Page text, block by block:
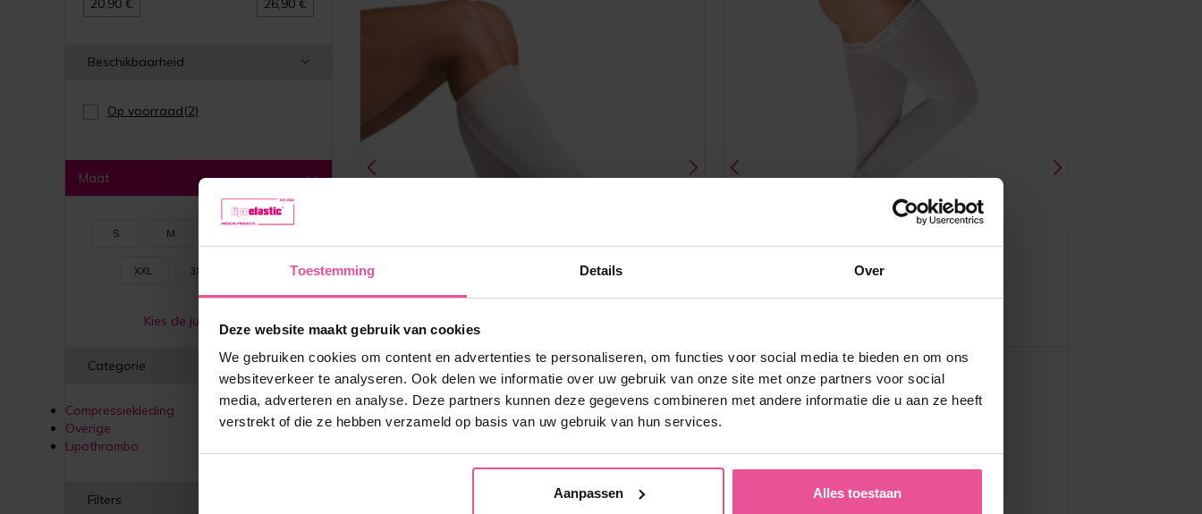
Toestemming Details Over
Deze website maakt gebruik van cookies
We gebruiken cookies om content en advertenties te personaliseren, om functies voor social media te bieden en om ons
websiteverkeer te analyseren. Ook delen we informatie over uw gebruik van onze site met onze partners voor social
media, adverteren en analyse. Deze partners kunnen deze gegevens combineren met andere informatie die u aan ze heeft
verstrekt of die ze hebben verzameld op basis van uw gebruik van hun services.
Aanpassen Alles toestaan
20,90 € 26,90 €
Beschikbaarheid
Op voorraad(2)
Maat
S M
XXL 3XL
Kies de juiste maat
Categorie
Compressiekleding
Overige
Lipothrombo
Filters
Wit
LIPOTHROMBO AD
Kniehoge anti-embolie kousen
Wit
LIPOTHROMBO AG
Anti-embolie kousen tot aan de dijen